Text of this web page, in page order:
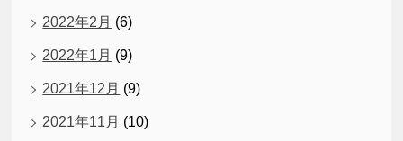
2022年2月 (6)
2022年1月 (9)
2021年12月 (9)
2021年11月 (10)